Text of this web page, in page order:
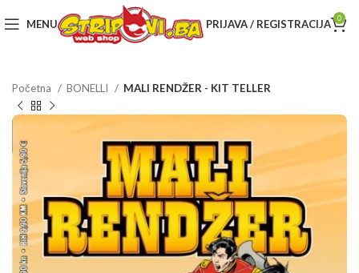
MENU PRIJAVA / REGISTRACIJA 0
Početna BONELLI MALI RENDŽER - KIT TELLER